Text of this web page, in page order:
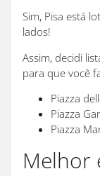
Sim, Pisa está
lados!
Assim, decidi
para que você
Piazza
Piazza
Piazza
Melhor